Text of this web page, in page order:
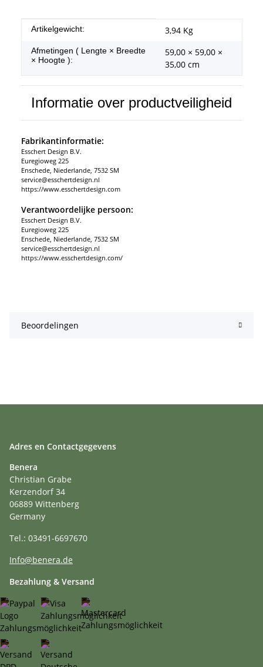
#productDetails.itemInformation#
#productDetails.itemValue#
Artikelgewicht: 3,94 Kg
Afmetingen ( Lengte × Breedte
× Hoogte ):
59,00 × 59,00 ×
35,00 cm
Informatie over productveiligheid
Fabrikantinformatie:
Esschert Design B.V.
Euregioweg 225
Enschede, Niederlande, 7532 SM
service@esschertdesign.nl
https://www.esschertdesign.com
Verantwoordelijke persoon:
Esschert Design B.V.
Euregioweg 225
Enschede, Niederlande, 7532 SM
service@esschertdesign.nl
https://www.esschertdesign.com/
Beoordelingen
Adres en Contactgegevens
Benera
Christian Grabe
Kerzendorf 34
06889 Wittenberg
Germany
Tel.: 03491-6697670
Info@benera.de
Bezahlung & Versand